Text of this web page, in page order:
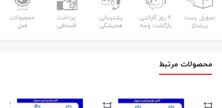
تحویل پست
پیشتاز
7 روز گارانتی
بازگشت وجه
پشتیبانی
همیشگی
پرداخت
اقساطی
محصولات
اصل
محصولات مرتبط